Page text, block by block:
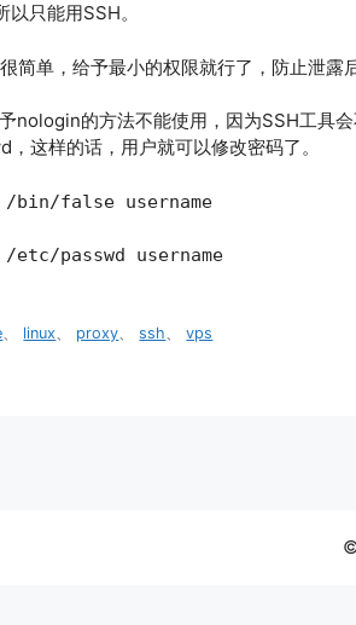
只能用SSH。
简单，给予最小的权限就行了，防止泄露
nologin的方法不能使用，因为SSH工具
这样的话，用户就可以修改密码了。
/bin/false username
passwd username
、 linux、 proxy、ssh、vps